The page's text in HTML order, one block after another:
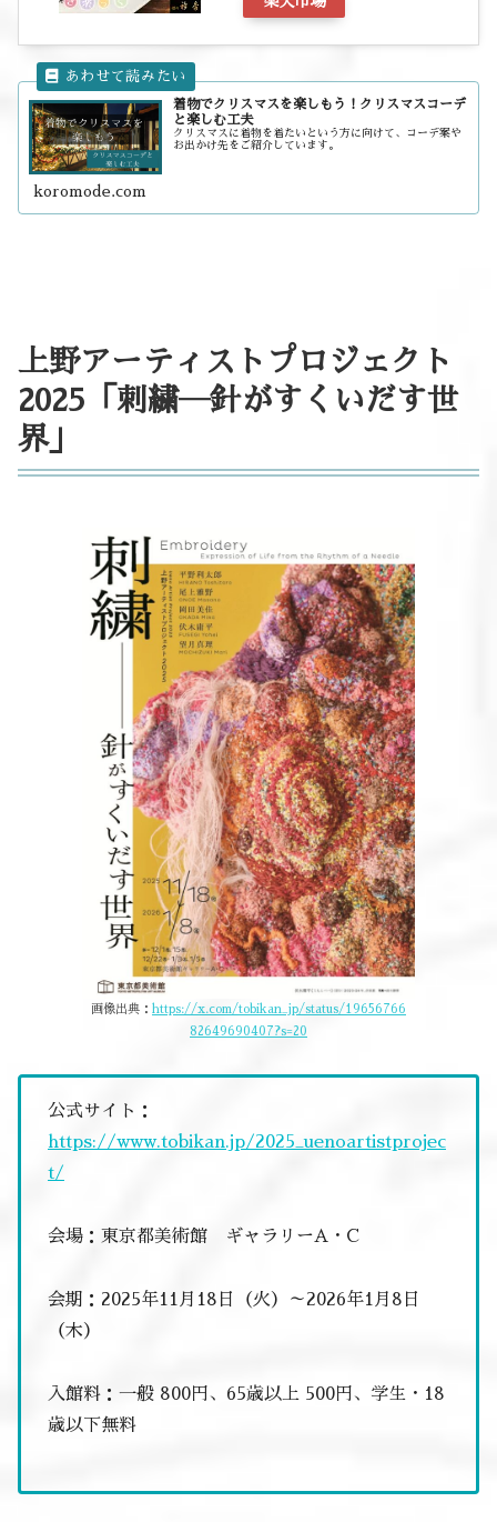
着物でクリスマスを楽しもう！クリスマスコーデ
と楽しむ工夫
クリスマスに着物を着たいという方に向けて、コーデ案や
お出かけ先をご紹介しています。
koromode.com
上野アーティストプロジェクト
2025「刺繍―針がすくいだす世
界」
画像出典： https://x.com/tobikan_jp/status/19656766
82649690407?s=20
公式サイト：
https://www.tobikan.jp/2025_uenoartistprojec
t/
会場：東京都美術館 ギャラリーA・C
会期：2025年11月18日（火）～2026年1月8日
（木）
入館料：一般 800円、65歳以上 500円、学生・18
歳以下無料